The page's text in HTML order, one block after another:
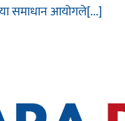
समाधान आयोगले[...]